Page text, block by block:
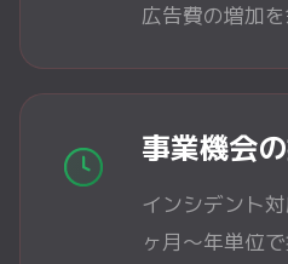
広告費の増加
事業機会
インシデント
ヶ月〜年単位